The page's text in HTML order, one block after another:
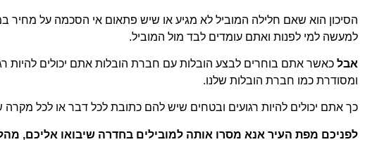
הסיכון הוא שאם חלילה המוביל לא מגיע או שיש פתאום אי הסכמה על
למעשה למי לפנות ואתם עומדים לבד מול המוביל.
אבל כאשר אתם בוחרים לבצע הובלות עם חברת הובלות אתם יכולים להיות
ומסודרת כמו חברת הובלות שלנו.
כך אתם יכולים להיות רגועים ובטחים שיש להם כתובת לכל דבר או לכל
לפניכם מפת העיר אנא מסרו אותה למובילים בחדרה שיבואו אליכם,